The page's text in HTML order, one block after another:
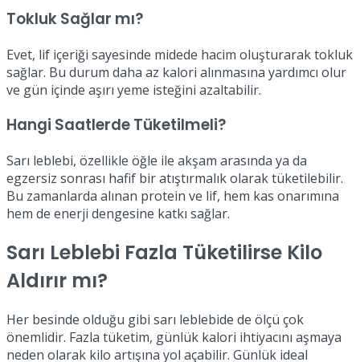
Tokluk Sağlar mı?
Evet, lif içeriği sayesinde midede hacim oluşturarak tokluk
sağlar. Bu durum daha az kalori alınmasına yardımcı olur
ve gün içinde aşırı yeme isteğini azaltabilir.
Hangi Saatlerde Tüketilmeli?
Sarı leblebi, özellikle öğle ile akşam arasında ya da
egzersiz sonrası hafif bir atıştırmalık olarak tüketilebilir.
Bu zamanlarda alınan protein ve lif, hem kas onarımına
hem de enerji dengesine katkı sağlar.
Sarı Leblebi Fazla Tüketilirse Kilo
Aldırır mı?
Her besinde olduğu gibi sarı leblebide de ölçü çok
önemlidir. Fazla tüketim, günlük kalori ihtiyacını aşmaya
neden olarak kilo artışına yol açabilir. Günlük ideal